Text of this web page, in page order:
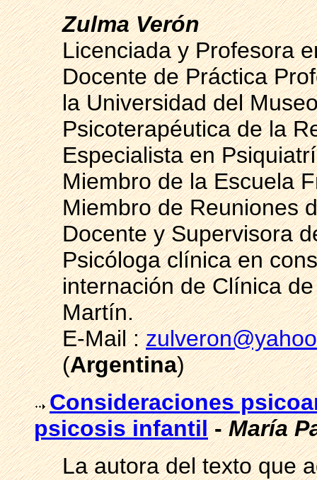
Zulma Verón
Licenciada y Profesora
Docente de Práctica
la Universidad del
Psicoterapéutica de la
Especialista en
Miembro de la Escuela
Miembro de Reuniones
Docente y Supervisora
Psicóloga clínica en
internación de Clínica
Martín.
E-Mail :
(Argentina)
Consideraciones
psicosis infantil-María
La autora del texto que